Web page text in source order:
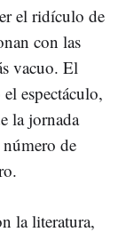
el ridículo de
con las
vacuo. El
espectáculo,
la jornada
de
la literatura,